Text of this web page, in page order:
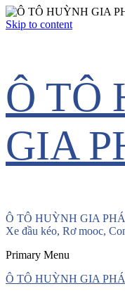
Skip to content
Ô TÔ
GIA
Ô TÔ HUỲNH GIA
Xe đầu kéo, Rơ mooc,
Primary Menu
Ô TÔ HUỲNH GIA